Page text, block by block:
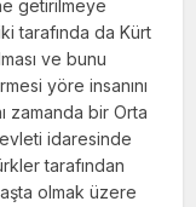
getirilmeye
tarafında da Kürt
ve bunu
yöre insanını
zamanda bir Orta
idaresinde
tarafından
olmak üzere